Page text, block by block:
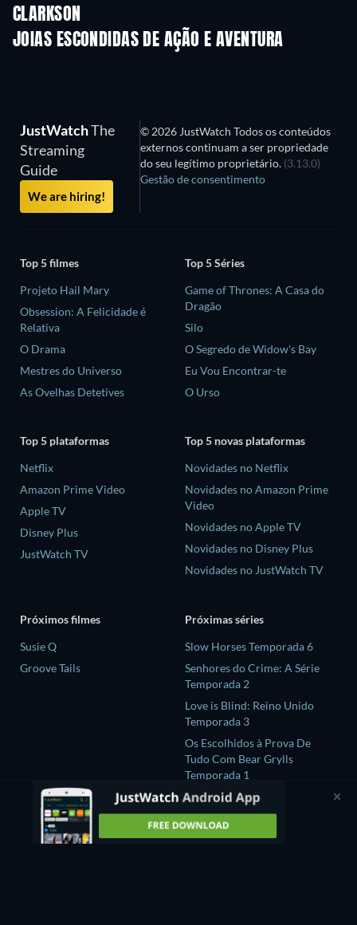
CLARKSON
JOIAS ESCONDIDAS DE AÇÃO E AVENTURA
Série
JustWatchThe
Streaming
Guide
We are hiring!
© 2026 JustWatch Todos os conteúdos
externos continuam a ser propriedade
do seu legítimo proprietário. (3.13.0)
Gestão de consentimento
Top 5 filmes
Projeto Hail Mary
Obsession: A Felicidade é
Relativa
O Drama
Mestres do Universo
As Ovelhas Detetives
Top 5 Séries
Game of Thrones: A Casa do
Dragão
Silo
O Segredo de Widow's Bay
Eu Vou Encontrar-te
O Urso
Top 5 plataformas
Netflix
Amazon Prime Video
Apple TV
Disney Plus
JustWatch TV
Top 5 novas plataformas
Novidades no Netflix
Novidades no Amazon Prime
Video
Novidades no Apple TV
Novidades no Disney Plus
Novidades no JustWatch TV
Próximos filmes
Susie Q
Groove Tails
Próximas séries
Slow Horses Temporada 6
Senhores do Crime: A Série
Temporada 2
Love is Blind: Reino Unido
Temporada 3
Os Escolhidos à Prova De
Tudo Com Bear Grylls
Temporada 1
GATE24:The Border
Temporada 1